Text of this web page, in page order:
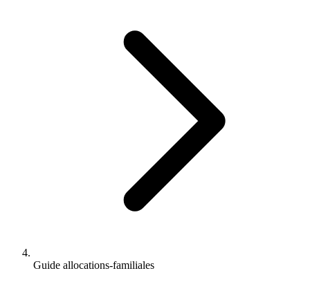
Guide allocations-familiales